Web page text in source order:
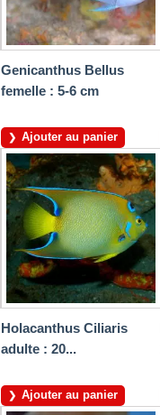
Genicanthus Bellus
femelle : 5-6 cm
Ajouter au panier
Holacanthus Ciliaris
adulte : 20...
Ajouter au panier